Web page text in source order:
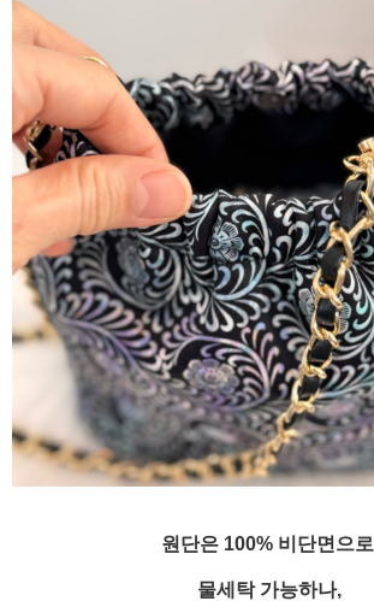
원단은 100% 비단면으로
물세탁 가능하나,